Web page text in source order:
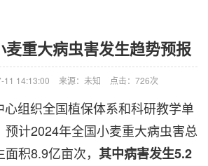
麦重大病虫害发生趋势预报
11 14:13:00 来源：未知 点击： 726次
组织全国植保体系和科研教学单
预计2024年全国小麦重大病虫害总
积8.9亿亩次， 其中病害发生5.2